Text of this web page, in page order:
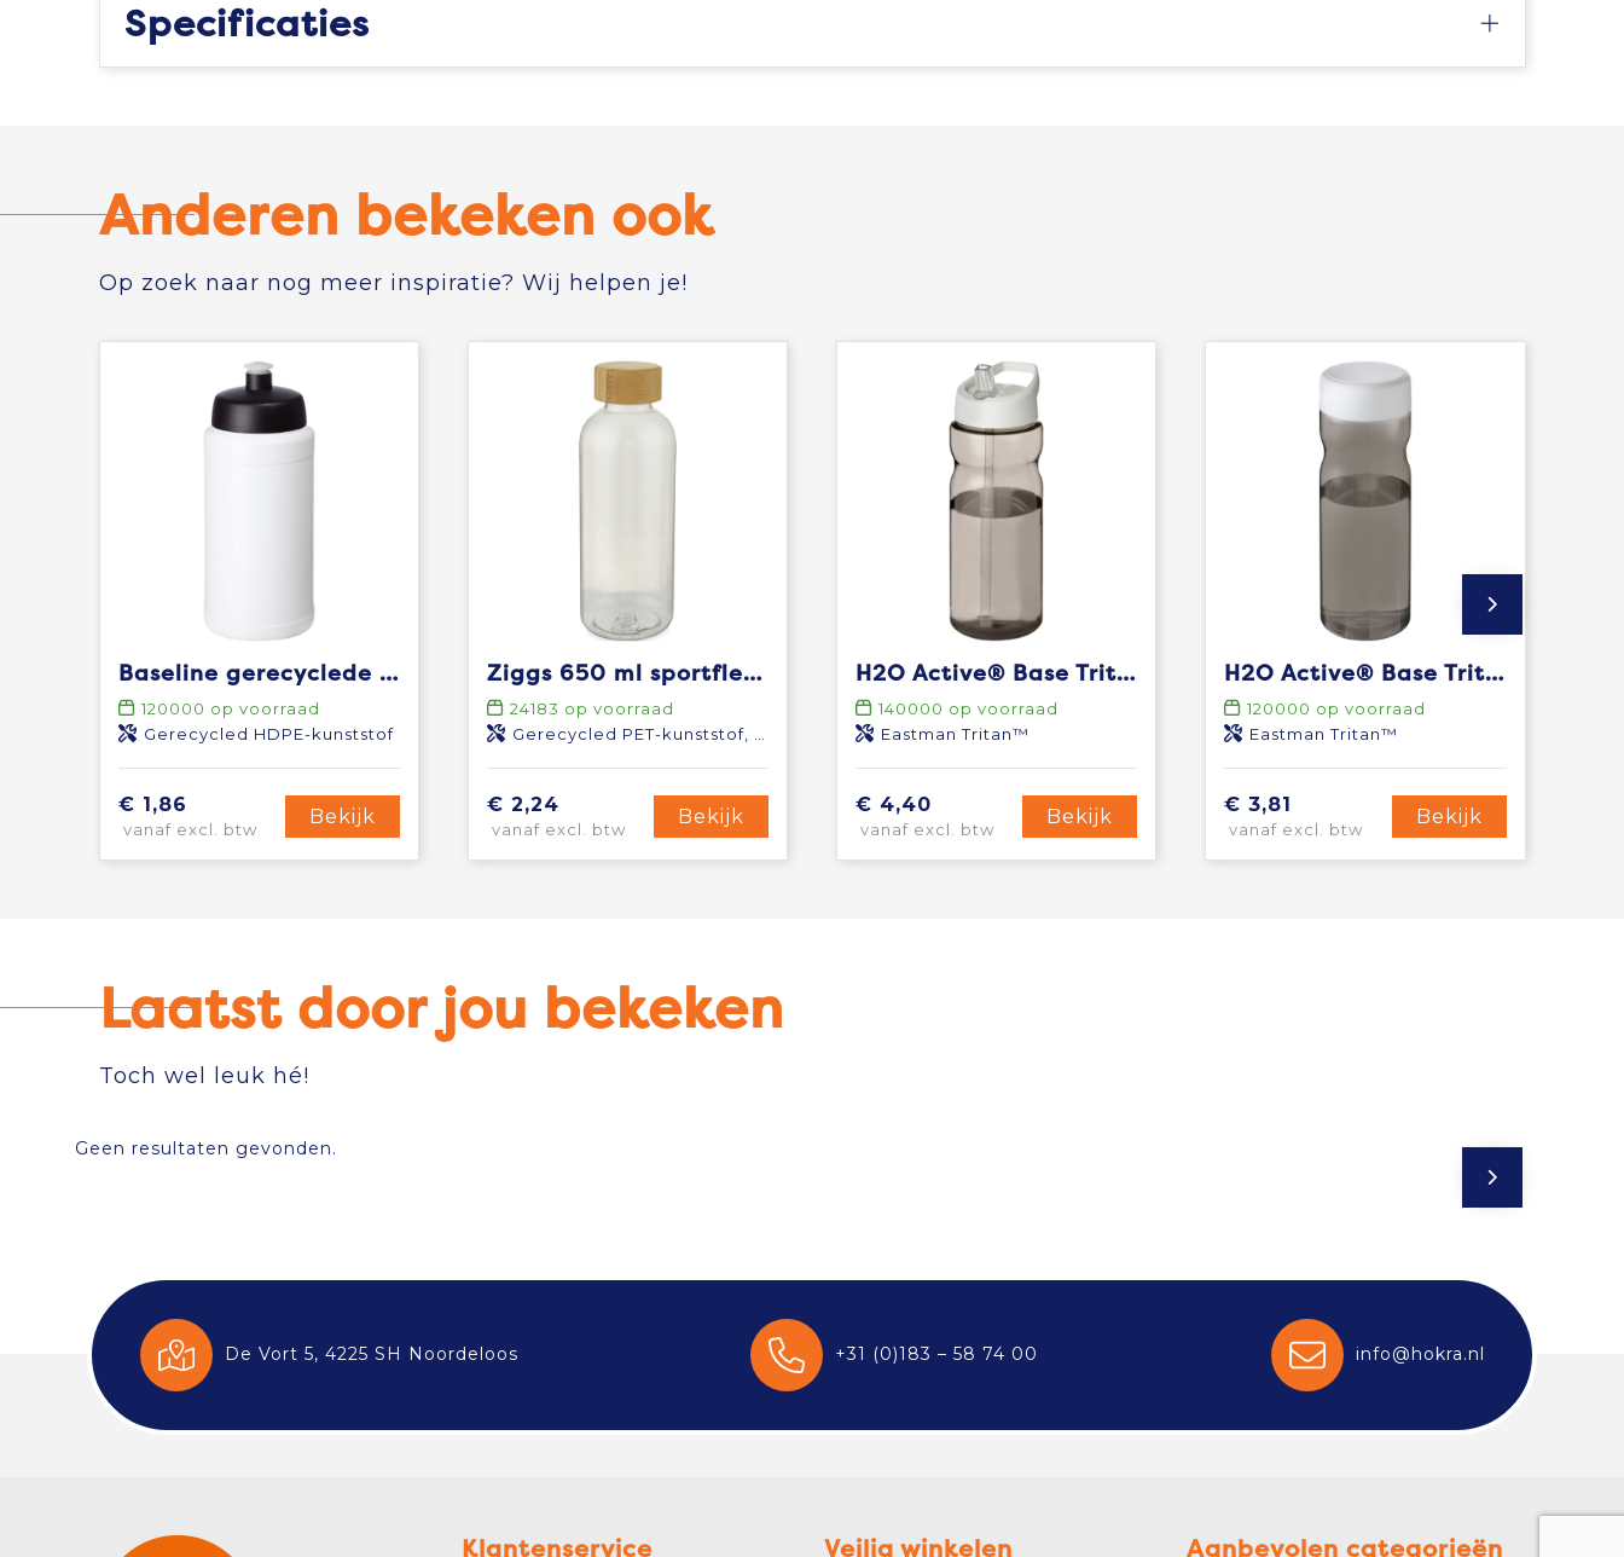
Specificaties
Anderen bekeken ook
Op zoek naar nog meer inspiratie? Wij helpen je!
Baseline gerecyclede sportfles van 500 ml
120000 op voorraad
Gerecycled HDPE-kunststof
€ 1,86
vanaf excl. btw
Bekijk
Ziggs 650 ml sportfles van gerecycled plastic
24183 op voorraad
Gerecycled PET-kunststof, Bamboe, PP-kunststof
€ 2,24
vanaf excl. btw
Bekijk
H2O Active® Base Tritan™ 650 mlsportfles met tuitdeksel
140000 op voorraad
Eastman Tritan™
€ 4,40
vanaf excl. btw
Bekijk
H2O Active® Base Tritan™ 650 ml sportfles met schroefdeksel
120000 op voorraad
Eastman Tritan™
€ 3,81
vanaf excl. btw
Bekijk
Laatst door jou bekeken
Toch wel leuk hé!
Geen resultaten gevonden.
De Vort 5, 4225 SH Noordeloos +31 (0)183 – 58 74 00 info@hokra.nl
Klantenservice Veilig winkelen Aanbevolen categorieën